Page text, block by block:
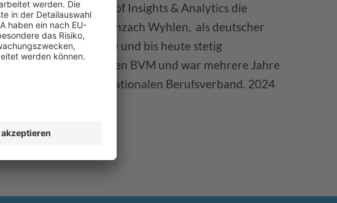
wo er als Head of Insights & Analytics die
Pharma AG, Grenzach Wyhlen, als deutscher
Basel, neu aufbaute und bis heute stetig
vielen Jahren für den BVM und war mehrere Jahre
im internationalen Berufsverband. 2024
250 Awards.